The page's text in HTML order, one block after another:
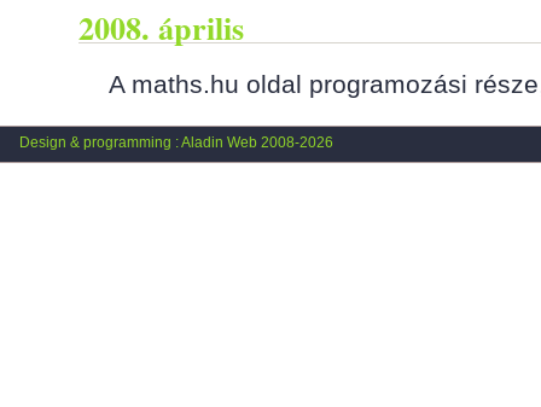
2008. április
A maths.hu oldal programozási
Design & programming : Aladin Web 2008-2026